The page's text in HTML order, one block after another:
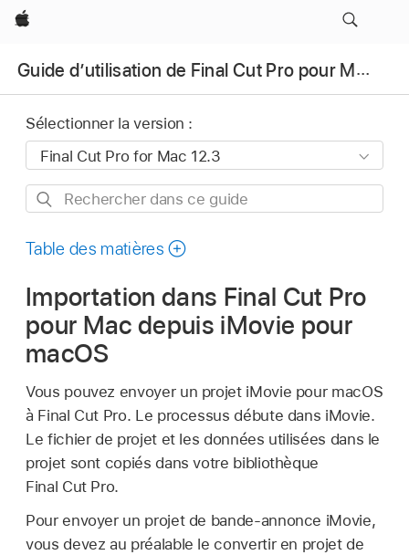
Apple
Guide d’utilisation de Final Cut Pro pour Mac
Sélectionner la version :
Rechercher
ce
Table des matières
Importation dans Final Cut Pro
pour Mac depuis iMovie pour
macOS
Vous pouvez envoyer un projet iMovie pour macOS
à Final Cut Pro. Le processus débute dans iMovie.
Le fichier de projet et les données utilisées dans le
projet sont copiés dans votre bibliothèque
Final Cut Pro.
Pour envoyer un projet de bande-annonce iMovie,
vous devez au préalable le convertir en projet de